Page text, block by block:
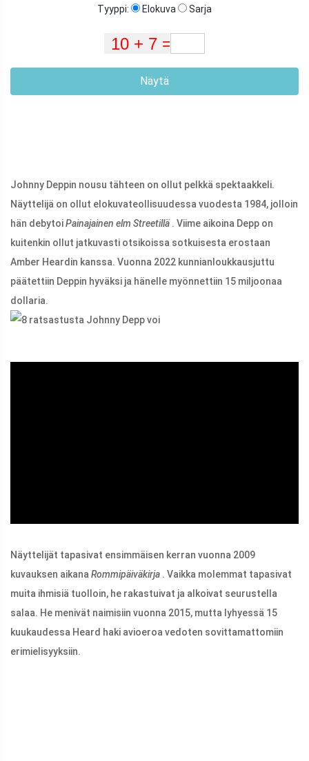
Tyyppi: Elokuva Sarja
Näytä
Johnny Deppin nousu tähteen on ollut pelkkä spektaakkeli.
Näyttelijä on ollut elokuvateollisuudessa vuodesta 1984, jolloin
hän debytoiPainajainen elm Streetillä . Viime aikoina Depp on
kuitenkin ollut jatkuvasti otsikoissa sotkuisesta erostaan ​​
Amber Heardin kanssa. Vuonna 2022 kunnianloukkausjuttu
päätettiin Deppin hyväksi ja hänelle myönnettiin 15 miljoonaa
dollaria.
Näyttelijät tapasivat ensimmäisen kerran vuonna 2009
kuvauksen aikana Rommipäiväkirja . Vaikka molemmat tapasivat
muita ihmisiä tuolloin, he rakastuivat ja alkoivat seurustella
salaa. He menivät naimisiin vuonna 2015, mutta lyhyessä 15
kuukaudessa Heard haki avioeroa vedoten sovittamattomiin
erimielisyyksiin.